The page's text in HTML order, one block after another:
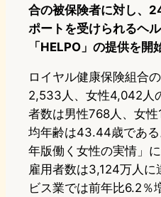
合の被保険者に対し、
ポートを受けられるヘ
「HELPO」の提供を開
ロイヤル健康保険組合
2,533人、女性4,042人
者数は男性768人、女
均年齢は43.44歳であ
年版働く女性の実情」
雇用者数は3,124万人
ビス業では前年比6.2％